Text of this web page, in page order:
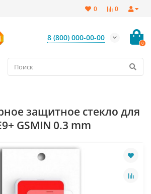
0
0
8 (800) 000-00-00
0
защитное стекло для
GSMIN 0.3 mm